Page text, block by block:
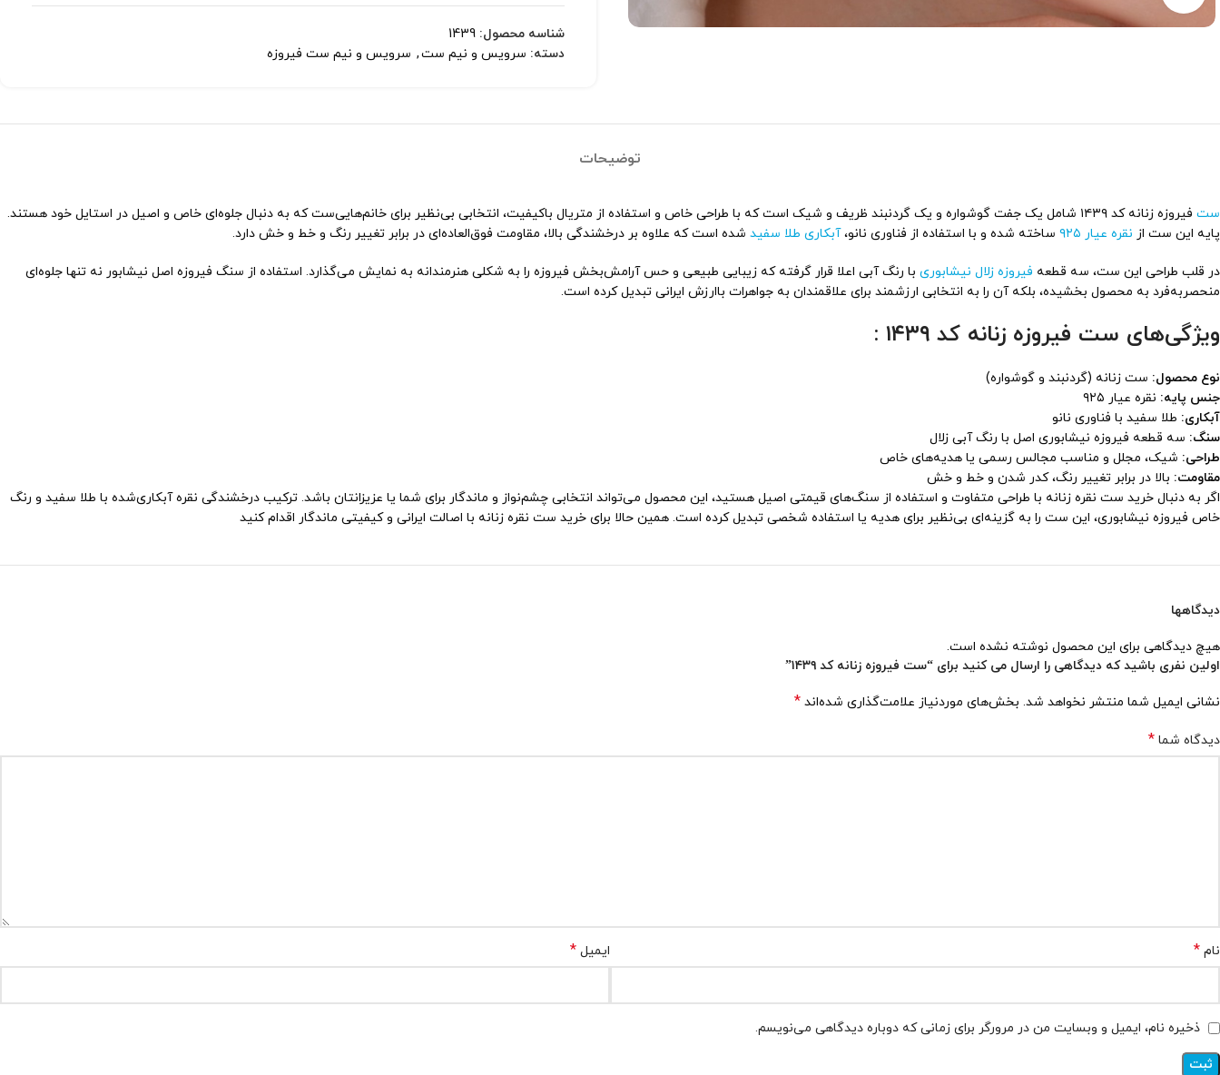
شناسه محصول: 1439
دسته: سرویس و نیم ست, سرویس و نیم ست فیروزه
توضیحات
ست
فیروزه زنانه کد ۱۴۳۹ شامل یک جفت گوشواره و یک گردنبند ظریف و شیک است که با طراحی خاص و استفاده از متریال با‌کیفیت، انتخابی بی‌نظیر برای خانم‌هایی‌ست که به دنبال جلوه‌ای خاص و اصیل در استایل خود هستند.
پایه‌ این ست از نقره عیار ۹۲۵ ساخته شده و با استفاده از فناوری نانو،آبکاری طلا سفید شده است که علاوه بر درخشندگی بالا، مقاومت فوق‌العاده‌ای در برابر تغییر رنگ و خط و خش دارد.
در قلب طراحی این ست، سه قطعه فیروزه زلال نیشابوری با رنگ آبی اعلا قرار گرفته که زیبایی طبیعی و حس آرامش‌بخش فیروزه را به شکلی هنرمندانه به نمایش می‌گذارد. استفاده از سنگ فیروزه اصل نیشابور نه تنها جلوه‌ای
منحصر‌به‌فرد به محصول بخشیده، بلکه آن را به انتخابی ارزشمند برای علاقمندان به جواهرات با‌ارزش ایرانی تبدیل کرده است.
ویژگی‌های ست فیروزه زنانه کد ۱۴۳۹ :
نوع محصول: ست زنانه (گردنبند و گوشواره)
جنس پایه: نقره عیار ۹۲۵
آبکاری: طلا سفید با فناوری نانو
سنگ: سه قطعه فیروزه نیشابوری اصل با رنگ آبی زلال
طراحی: شیک، مجلل و مناسب مجالس رسمی یا هدیه‌های خاص
مقاومت: بالا در برابر تغییر رنگ، کدر شدن و خط‌ و خش
اگر به دنبال خرید ست نقره زنانه با طراحی متفاوت و استفاده از سنگ‌های قیمتی اصیل هستید، این محصول می‌تواند انتخابی چشم‌نواز و ماندگار برای شما یا عزیزانتان باشد. ترکیب درخشندگی نقره آبکاری‌شده با طلا سفید و رنگ
خاص فیروزه نیشابوری، این ست را به گزینه‌ای بی‌نظیر برای هدیه یا استفاده شخصی تبدیل کرده است. همین حالا برای خرید ست نقره زنانه با اصالت ایرانی و کیفیتی ماندگار اقدام کنید
دیدگاهها
هیچ دیدگاهی برای این محصول نوشته نشده است.
اولین نفری باشید که دیدگاهی را ارسال می کنید برای “ست فیروزه زنانه کد ۱۴۳۹”
نشانی ایمیل شما منتشر نخواهد شد. بخش‌های موردنیاز علامت‌گذاری شده‌اند *
دیدگاه شما *
نام * ایمیل *
ذخیره نام، ایمیل و وبسایت من در مرورگر برای زمانی که دوباره دیدگاهی می‌نویسم.